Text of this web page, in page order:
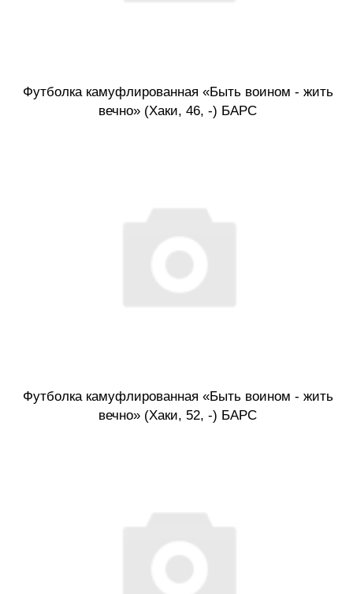
Футболка камуфлированная «Быть воином - жить
вечно» (Хаки, 46, -) БАРС
Футболка камуфлированная «Быть воином - жить
вечно» (Хаки, 52, -) БАРС